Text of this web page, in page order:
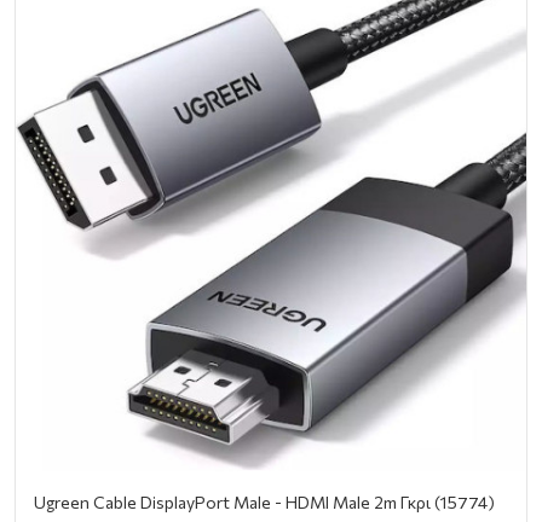
Ugreen Cable DisplayPort Male - HDMI Male 2m Γκρι (15774)